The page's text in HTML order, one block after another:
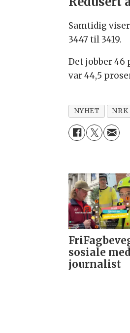
Samtidig
3447 til 3419.
Det jobber 46
var 44,5
NYHET NRK
sosiale
journalist